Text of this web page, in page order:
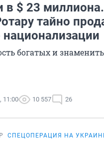
в $ 23
тайно
богатых и
11:00 10 557 26
СПЕЦОПЕРАЦИЯ НА